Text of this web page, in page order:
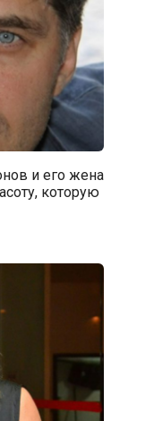
и его жена
которую